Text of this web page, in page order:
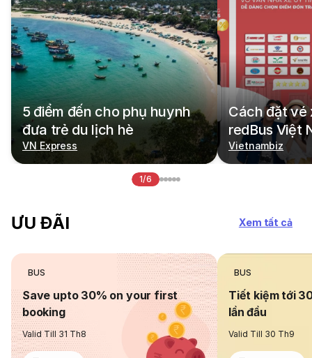
5 điểm đến cho phụ huynh
đưa trẻ du lịch hè
VN Express
Cách đặt vé
redBus Việt
Vietnambiz
1/6
ƯU ĐÃI Xem tất cả
BUS
Save upto 30% on your first
booking
Valid Till 31 Th8
BUS
Tiết kiệm tới
lần đầu
Valid Till 30 Th9